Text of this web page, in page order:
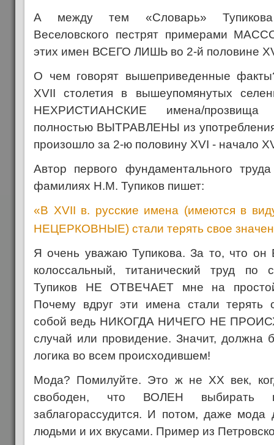
А между тем «Словарь»
Веселовского пестрят примерами
этих имен ВСЕГО ЛИШЬ во 2-й половине
О чем говорят вышеприведенные
XVII столетия в вышеупомянутых
НЕХРИСТИАНСКИЕ имена/прозвища
полностью ВЫТРАВЛЕНЫ из
произошло за 2-ю половину XVI - начало
Автор первого фундаментального
фамилиях Н.М. Тупиков пишет:
«В XVII в. русские имена (имеются в
НЕЦЕРКОВНЫЕ) стали терять свое
Я очень уважаю Тупикова. За то, что
колоссальный, титанический труд по
Тупиков НЕ ОТВЕЧАЕТ мне на
Почему вдруг эти имена стали терять
собой ведь НИКОГДА НИЧЕГО НЕ
случай или провидение. Значит, должна
логика во всем происходившем!
Мода? Помилуйте. Это ж не XX век,
свободен, что ВОЛЕН
заблагорассудится. И потом, даже мода
людьми и их вкусами. Пример из